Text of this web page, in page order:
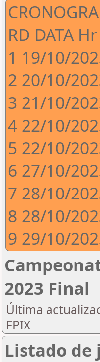
RD DATA Hr
1 19/10/
2 20/10/
3 21/10/
4 22/10/
5 22/10/
6 27/10/
7 28/10/
8 28/10/
9 29/10/
2023 Final
Última
FPIX
Listado